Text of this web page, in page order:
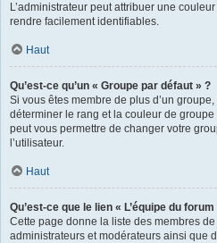
L’administrateur peut attribuer une
rendre facilement identifiables.
Haut
Qu’est-ce qu’un « Groupe par défaut » ?
Si vous êtes membre de plus d’un
déterminer le rang et la couleur de
peut vous permettre de changer votre
l’utilisateur.
Haut
Qu’est-ce que le lien « L’équipe du forum
Cette page donne la liste des membres
administrateurs et modérateurs ainsi que